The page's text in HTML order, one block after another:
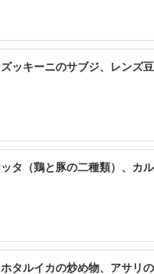
ッキーニのサブジ、レンズ
（鶏と豚の二種類）、カ
ルイカの炒め物、アサリ